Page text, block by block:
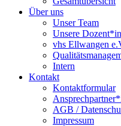
Über uns
Unser Team
Unsere
vhs Ellwangen
Intern
Kontakt
Kontaktformular
AGB /
Impressum